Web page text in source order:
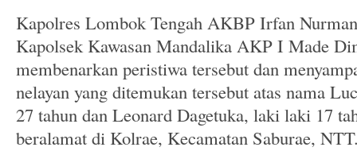
Kapolres Lombok Tengah AKBP Irfan
Kapolsek Kawasan Mandalika AKP I Made
membenarkan peristiwa tersebut dan
nelayan yang ditemukan tersebut atas nama
27 tahun dan Leonard Dagetuka, laki laki 17
beralamat di Kolrae, Kecamatan Saburae,